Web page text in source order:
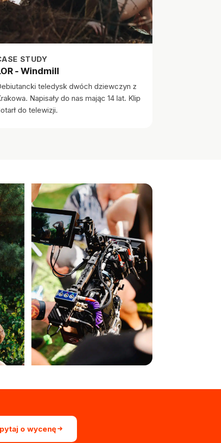
STUDY
- Windmill
teledysk dwóch dziewczyn z
Napisały do nas mając 14 lat. Klip
do telewizji.
o wycenę